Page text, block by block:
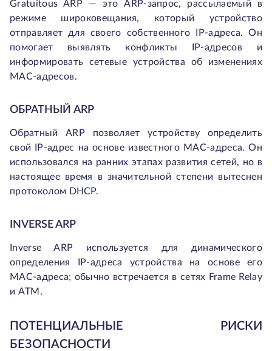
Gratuitous ARP — это ARP-запрос, рассылаемый в
режиме широковещания, который устройство
отправляет для своего собственного IP-адреса. Он
помогает выявлять конфликты IP-адресов и
информировать сетевые устройства об изменениях
MAC-адресов.
ОБРАТНЫЙ ARP
Обратный ARP позволяет устройству определить
свой IP-адрес на основе известного MAC-адреса. Он
использовался на ранних этапах развития сетей, но в
настоящее время в значительной степени вытеснен
протоколом DHCP.
INVERSE ARP
Inverse ARP используется для динамического
определения IP-адреса устройства на основе его
MAC-адреса; обычно встречается в сетях Frame Relay
и ATM.
ПОТЕНЦИАЛЬНЫЕ РИСКИ
БЕЗОПАСНОСТИ